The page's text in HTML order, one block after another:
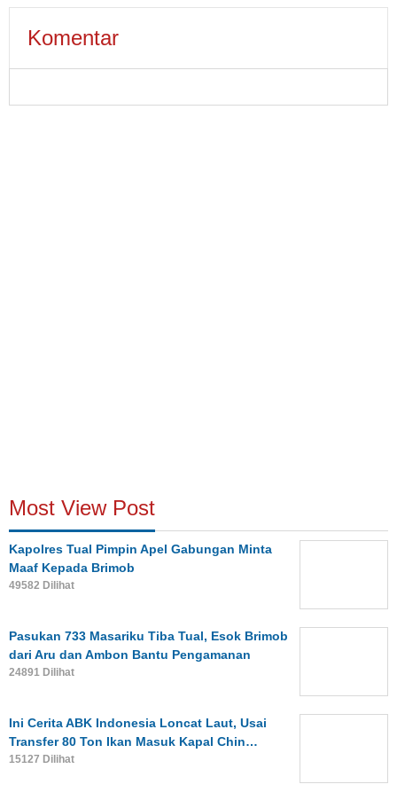
Komentar
Most View Post
Kapolres Tual Pimpin Apel Gabungan Minta
Maaf Kepada Brimob
49582 Dilihat
Pasukan 733 Masariku Tiba Tual, Esok Brimob
dari Aru dan Ambon Bantu Pengamanan
24891 Dilihat
Ini Cerita ABK Indonesia Loncat Laut, Usai
Transfer 80 Ton Ikan Masuk Kapal Chin…
15127 Dilihat